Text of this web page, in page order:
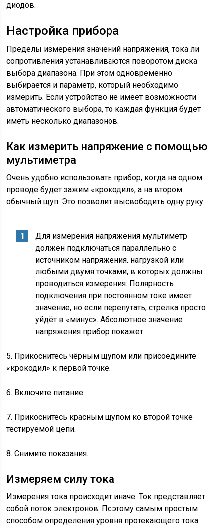
диодов.
Настройка прибора
Пределы измерения значений напряжения, тока ли
сопротивления устанавливаются поворотом диска
выбора диапазона. При этом одновременно
выбирается и параметр, который необходимо
измерить. Если устройство не имеет возможности
автоматического выбора, то каждая функция будет
иметь несколько диапазонов.
Как измерить напряжение с помощью
мультиметра
Очень удобно использовать прибор, когда на одном
проводе будет зажим «крокодил», а на втором
обычный щуп. Это позволит высвободить одну руку.
Для измерения напряжения мультиметр
должен подключаться параллельно с
источником напряжения, нагрузкой или
любыми двумя точками, в которых должны
проводиться измерения. Полярность
подключения при постоянном токе имеет
значение, но если перепутать, стрелка просто
уйдёт в «минус». Абсолютное значение
напряжения прибор покажет.
5. Прикоснитесь чёрным щупом или присоедините
«крокодил» к первой точке.
6. Включите питание.
7. Прикоснитесь красным щупом ко второй точке
тестируемой цепи.
8. Снимите показания.
Измеряем силу тока
Измерения тока происходит иначе. Ток представляет
собой поток электронов. Поэтому самым простым
способом определения уровня протекающего тока